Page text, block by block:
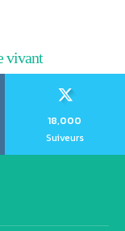
vivant
18,000
Suiveurs